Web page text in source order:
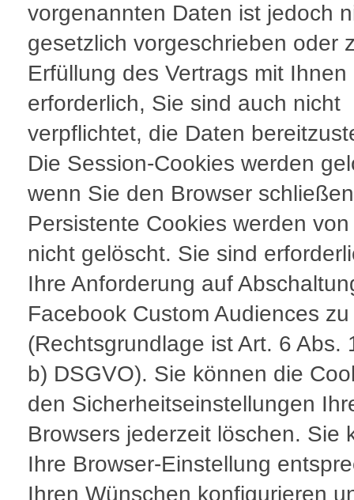
vorgenannten Daten ist jedoch
gesetzlich vorgeschrieben oder
Erfüllung des Vertrags mit Ihnen
erforderlich, Sie sind auch nicht
verpflichtet, die Daten
Die Session-Cookies werden
wenn Sie den Browser
Persistente Cookies werden
nicht gelöscht. Sie sind
Ihre Anforderung auf
Facebook Custom Audiences
(Rechtsgrundlage ist Art. 6 Abs.
b) DSGVO). Sie können die
den Sicherheitseinstellungen
Browsers jederzeit löschen. Sie
Ihre Browser-Einstellung
Ihren Wünschen konfigurieren